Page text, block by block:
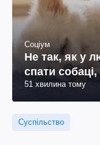
Соціум
Не так, як у
спати
51 хвилина тому
Суспільство